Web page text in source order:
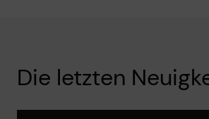
Die letzten